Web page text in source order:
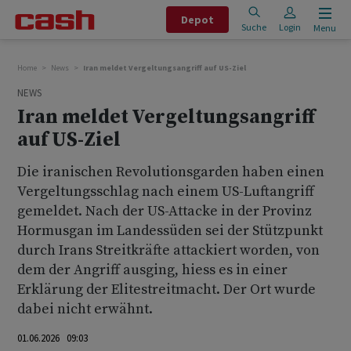
Depot
Suche Login Menu
Home News Iran meldet Vergeltungsangriff auf US-Ziel
NEWS
Iran meldet Vergeltungsangriff
auf US-Ziel
Die iranischen Revolutionsgarden haben einen
Vergeltungsschlag nach einem US-Luftangriff
gemeldet. Nach der US-Attacke in der Provinz
Hormusgan im Landessüden sei der Stützpunkt
durch Irans Streitkräfte attackiert worden, von
dem der Angriff ausging, hiess es in einer
Erklärung der Elitestreitmacht. Der Ort wurde
dabei nicht erwähnt.
01.06.2026 09:03